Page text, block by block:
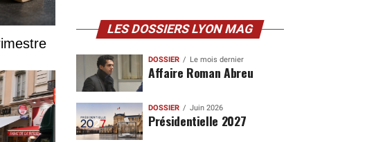
LES DOSSIERS LYON MAG
DOSSIER Le mois dernier
Affaire Roman Abreu
DOSSIER Juin 2026
Présidentielle 2027